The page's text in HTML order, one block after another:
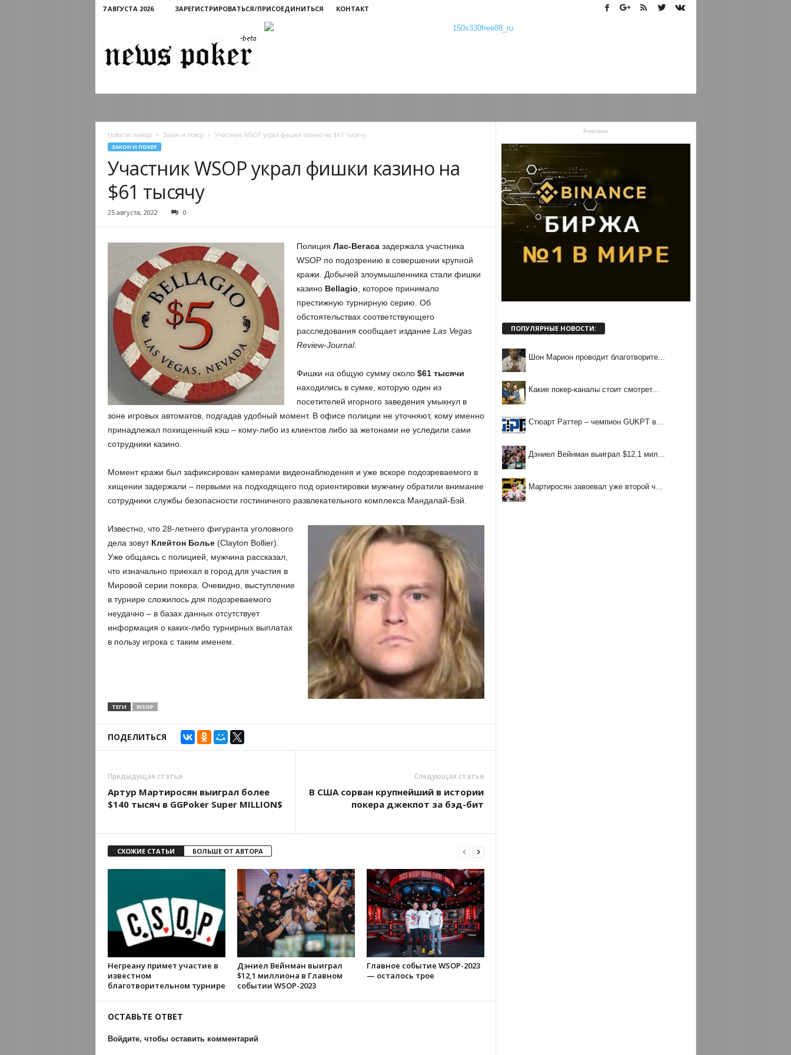
7 АВГУСТА 2026 ЗАРЕГИСТРИРОВАТЬСЯ/ПРИСОЕДИНИТЬСЯ КОНТАКТ
Новости покера Закон и покер Участник WSOP украл фишки казино на $61 тысячу
ЗАКОН И ПОКЕР
Участник WSOP украл фишки казино на
$61 тысячу
25 августа, 2022 0
Полиция Лас-Вегасазадержала участника
WSOP по подозрению в совершении крупной
кражи. Добычей злоумышленника стали фишки
казино Bellagio , которое принимало
престижную турнирную серию. Об
обстоятельствах соответствующего
расследования сообщает издание Las Vegas
Review-Journal.
Фишки на общую сумму около $61 тысячи
находились в сумке, которую один из
посетителей игорного заведения умыкнул в
зоне игровых автоматов, подгадав удобный момент. В офисе полиции не уточняют, кому именно
принадлежал похищенный кэш – кому-либо из клиентов либо за жетонами не уследили сами
сотрудники казино.
Момент кражи был зафиксирован камерами видеонаблюдения и уже вскоре подозреваемого в
хищении задержали – первыми на подходящего под ориентировки мужчину обратили внимание
сотрудники службы безопасности гостиничного развлекательного комплекса Мандалай-Бэй.
Известно, что 28-летнего фигуранта уголовного
дела зовут Клейтон Болье(Clayton Bollier).
Уже общаясь с полицией, мужчина рассказал,
что изначально приехал в город для участия в
Мировой серии покера. Очевидно, выступление
в турнире сложилось для подозреваемого
неудачно – в базах данных отсутствует
информация о каких-либо турнирных выплатах
в пользу игрока с таким именем.
ТЕГИ WSOP
ПОДЕЛИТЬСЯ
Предыдущая статья
Артур Мартиросян выиграл более
$140 тысяч в GGPoker Super MILLION$
Следующая статья
В США сорван крупнейший в истории
покера джекпот за бэд-бит
СХОЖИЕ СТАТЬИ БОЛЬШЕ ОТ АВТОРА
Негреану примет участие в
известном
благотворительном турнире
Дэниел Вейнман выиграл
$12,1 миллиона в Главном
событии WSOP-2023
Главное событие WSOP-2023
— осталось трое
ОСТАВЬТЕ ОТВЕТ
Войдите, чтобы оставить комментарий
Реклама
ПОПУЛЯРНЫЕ НОВОСТИ:
Шон Марион проводит благотворите...
Какие покер-каналы стоит смотрет...
Стюарт Раттер – чемпион GUKPT в...
Дэниел Вейнман выиграл $12,1 мил...
Мартиросян завоевал уже второй ч...